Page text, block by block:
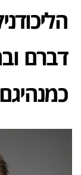
דברם
כמנהיגם